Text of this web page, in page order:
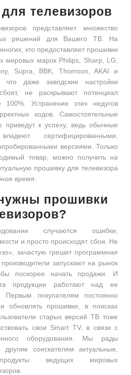
телевизоров
представляет множество
решений для Вашего ТВ. На
кто предоставляет прошивки
мировых марок Philips, Sharp, LG,
Supra, BBK, Thomson, AKAI и
даже заводские настройки
не раскрывают потенциал
Устранение этих недугов
кодов. Самостоятельные
к успеху, ведь обычные
сертифицированными,
версиями. Только
товар, можно получить на
прошивку для телевизора
время.
прошивки
случаются ошибки,
и просто происходят сбои. Не
зачастую грешит программная
запускают на рынок
поскорее начать продажи. И
продукции работают над ее
Первым покупателям постоянно
и обновлять прошивки, в поисках
старых версий ТВ тоже
свои Smart TV, в связи с
оборудования. Мы рады
соискателям актуальные,
продукты ведущих мировых